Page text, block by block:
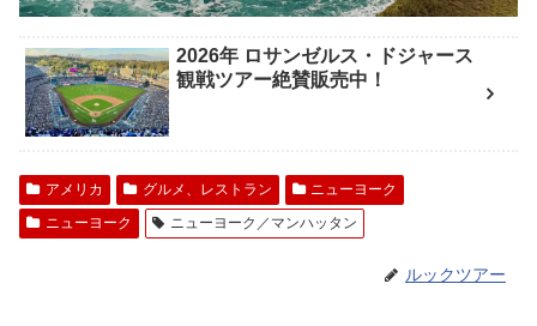
2026年 ロサンゼルス・ドジャース
観戦ツアー絶賛販売中！
アメリカ グルメ、レストラン
ニューヨーク
ニューヨーク
ニューヨーク／マンハッタン
ルックツアー